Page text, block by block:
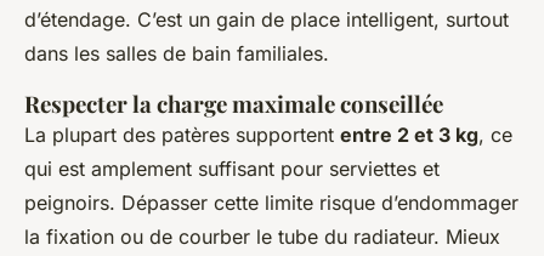
d’étendage. C’est un gain de place intelligent, surtout
dans les salles de bain familiales.
Respecter la charge maximale conseillée
La plupart des patères supportent entre 2 et 3 kg, ce
qui est amplement suffisant pour serviettes et
peignoirs. Dépasser cette limite risque d’endommager
la fixation ou de courber le tube du radiateur. Mieux